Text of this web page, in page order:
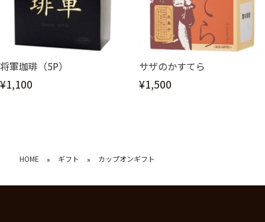
将軍珈琲（5P）
¥1,100
サザのかすてら
¥1,500
HOME » ギフト » カップオンギフト